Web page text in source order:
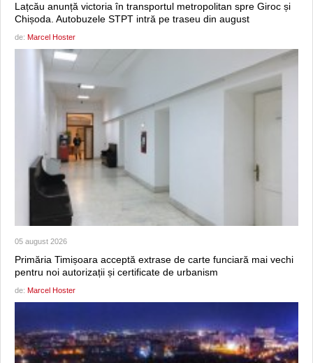
Lațcău anunță victoria în transportul metropolitan spre Giroc și
Chișoda. Autobuzele STPT intră pe traseu din august
de: Marcel Hoster
05 august 2026
Primăria Timișoara acceptă extrase de carte funciară mai vechi
pentru noi autorizații și certificate de urbanism
de: Marcel Hoster